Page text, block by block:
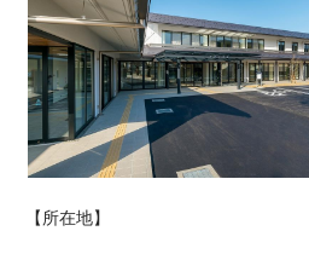
【所在地】